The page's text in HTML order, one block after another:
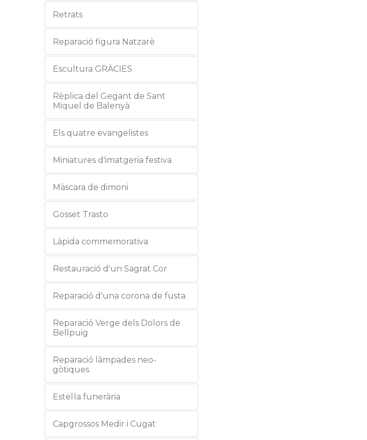
Retrats
Reparació figura Natzarè
Escultura GRÀCIES
Rèplica del Gegant de Sant
Miquel de Balenyà
Els quatre evangelistes
Miniatures d'imatgeria festiva
Màscara de dimoni
Gosset Trasto
Làpida commemorativa
Restauració d'un Sagrat Cor
Reparació d'una corona de fusta
Reparació Verge dels Dolors de
Bellpuig
Reparació làmpades neo-
gòtiques
Estel·la funerària
Capgrossos Medir i Cugat